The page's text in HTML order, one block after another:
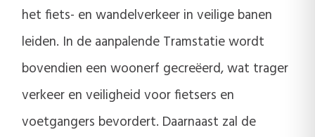
het fiets- en wandelverkeer in veilige banen
leiden. In de aanpalende Tramstatie wordt
bovendien een woonerf gecreëerd, wat trager
verkeer en veiligheid voor fietsers en
voetgangers bevordert. Daarnaast zal de